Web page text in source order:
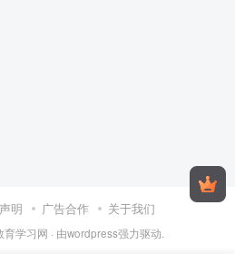
明 广告合作 关于我们
育学习网 · 由wordpress强力驱动.